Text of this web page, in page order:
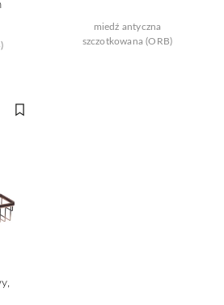
miedź antyczna
szczotkowana (ORB)